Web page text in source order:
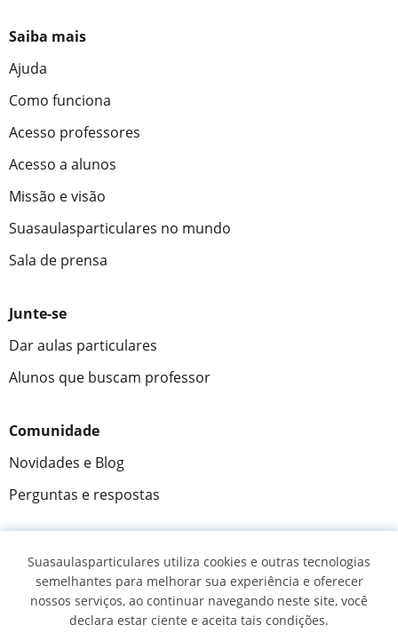
Saiba mais
Ajuda
Como funciona
Acesso professores
Acesso a alunos
Missão e visão
Suasaulasparticulares no mundo
Sala de prensa
Junte-se
Dar aulas particulares
Alunos que buscam professor
Comunidade
Novidades e Blog
Perguntas e respostas
Fantástica★★★★★ 9,5/10
305915 opiniões de alunos
Suasaulasparticulares utiliza cookies e outras tecnologias
semelhantes para melhorar sua experiência e oferecer
nossos serviços, ao continuar navegando neste site, você
declara estar ciente e aceita tais condições.